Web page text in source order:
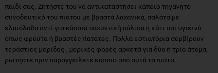
παιδί σας. Ζητήστε του να αντικαταστήσει κάποιο τηγανητό
συνοδευτικό του πιάτου με βραστά λαχανικά, σαλάτα με
ελαιόλαδο αντί για κάποια παχυντική σάλτσα ή κάτι πιο υγιεινό
όπως φρούτα ή βραστές πατάτες. Πολλά εστιατόρια σερβίρουν
τεράστιες μερίδες , μερικές φορές αρκετά για δύο ή τρία άτομα,
ρωτήστε πριν παραγγείλετε κάποιο από αυτά τα πιάτα.